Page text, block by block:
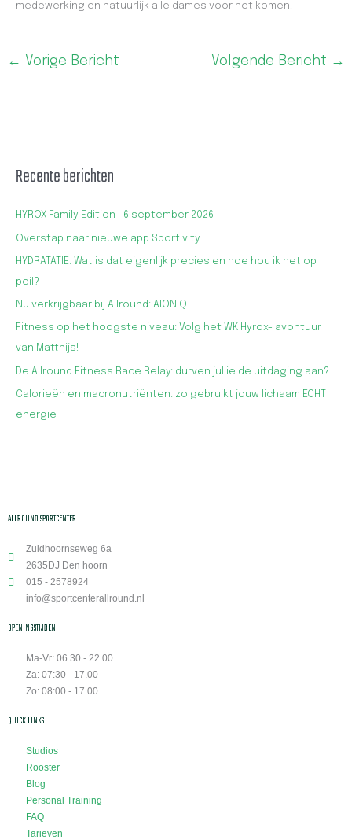
medewerking en natuurlijk alle dames voor het komen!
← Vorige Bericht Volgende Bericht →
Recente berichten
HYROX Family Edition | 6 september 2026
Overstap naar nieuwe app Sportivity
HYDRATATIE: Wat is dat eigenlijk precies en hoe hou ik het op
peil?
Nu verkrijgbaar bij Allround: AIONIQ
Fitness op het hoogste niveau: Volg het WK Hyrox- avontuur
van Matthijs!
De Allround Fitness Race Relay: durven jullie de uitdaging aan?
Calorieën en macronutriënten: zo gebruikt jouw lichaam ECHT
energie
ALLROUND SPORTCENTER
Zuidhoornseweg 6a
2635DJ Den hoorn
015 - 2578924
info@sportcenterallround.nl
OPENINGSTIJDEN
Ma-Vr: 06.30 - 22.00
Za: 07:30 - 17.00
Zo: 08:00 - 17.00
QUICK LINKS
Studios
Rooster
Blog
Personal Training
FAQ
Tarieven